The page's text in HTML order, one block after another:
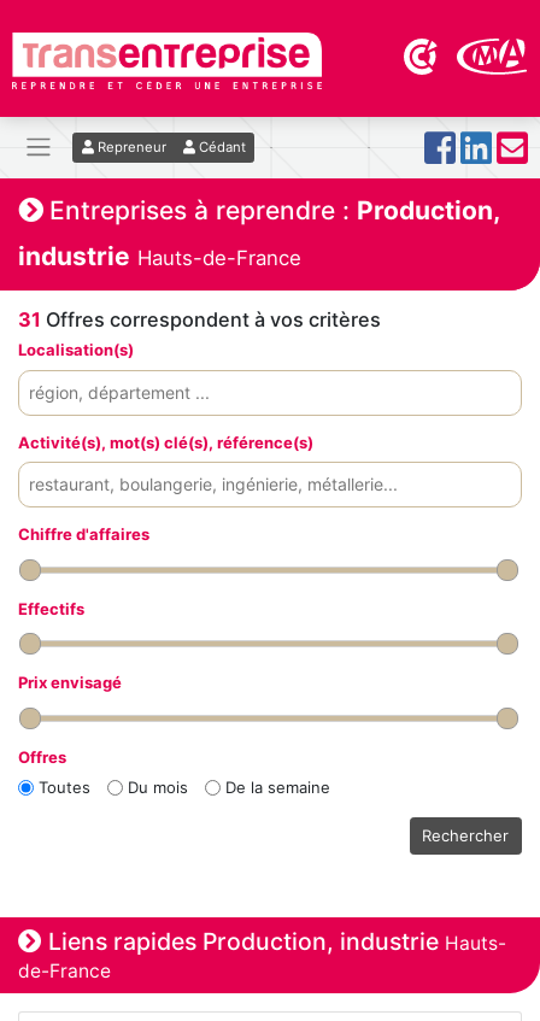
Repreneur Cédant
Entreprises à reprendre : Production,
industrie Hauts-de-France
31 Offres correspondent à vos critères
Localisation(s)
Activité(s), mot(s) clé(s), référence(s)
Chiffre d'affaires
Effectifs
Prix envisagé
Offres
Toutes
Du mois De la semaine
Rechercher
Liens rapides Production, industrie Hauts-
de-France